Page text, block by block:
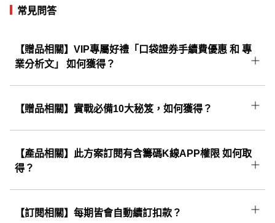
常見問答
【贈品相關】VIP專屬好禮「口袋證券手續費優惠 和 專
業分析文」 如何獲得？
將由系統自動寄送至購買時填寫的Email，請至
信箱中找到信件主旨為： 【 CMoney理財寶權限
【贈品相關】實戰必備10大秘笈，如何獲得？
成功訂閱後將由系統自動寄送至您購買時填寫的
E-mail，請至信箱中找到信件主旨為：
【CMoney理財寶權限開通通知】的這一封信，
【產品相關】此方案訂閱有含籌碼K線APP權限 如何取
得？
購買完成後將同步開通籌碼K線APP權限；若您
尚未下載APP，請至手機商店頁搜尋「股市籌碼
【訂閱相關】每期皆會自動續訂扣款？